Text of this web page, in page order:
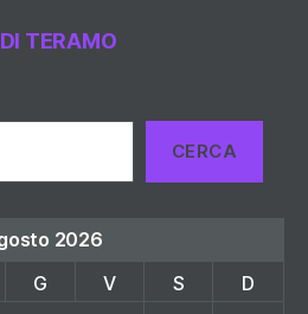
TERAMO
CERCA
2026
G V S
D